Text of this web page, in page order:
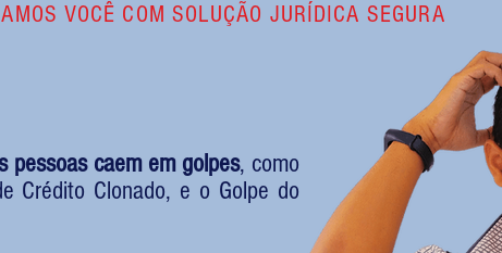
VOCÊ COM SOLUÇÃO JURÍDICA SEGURA
pessoas caem em golpes, como
Crédito Clonado, e o Golpe do